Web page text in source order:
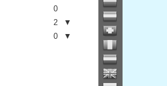
0
2
▼
0 ▼